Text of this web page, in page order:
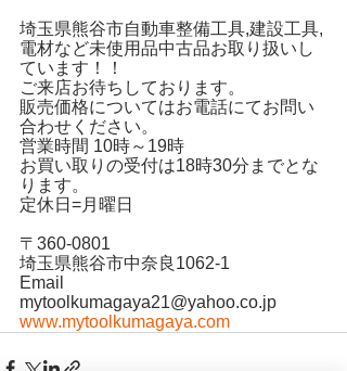
埼玉県熊谷市自動車整備工具,建設工具,
電材など未使用品中古品お取り扱いし
ています！！
ご来店お待ちしております。
販売価格についてはお電話にてお問い
合わせください。
営業時間 10時～19時
お買い取りの受付は18時30分までとな
ります。
定休日=月曜日
〒360-0801
埼玉県熊谷市中奈良1062-1
Email
mytoolkumagaya21@yahoo.co.jp
www.mytoolkumagaya.com